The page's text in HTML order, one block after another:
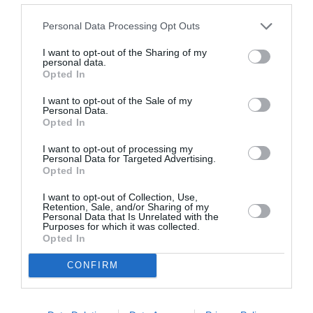
Personal Data Processing Opt Outs
I want to opt-out of the Sharing of my
personal data.
Opted In
I want to opt-out of the Sale of my
Personal Data.
Opted In
I want to opt-out of processing my
Personal Data for Targeted Advertising.
Opted In
I want to opt-out of Collection, Use,
Retention, Sale, and/or Sharing of my
Personal Data that Is Unrelated with the
Purposes for which it was collected.
Opted In
CONFIRM
Σχετικά Άρθρα
Mania The Abba
Tribute: Μια
μοναδική συναυλία
στο Christmas
Theater
The Magician’s
Farewell: Οι Uriah
Heep στο Floyd
Οι Arab Strap στο
Τα τραγούδια μας: